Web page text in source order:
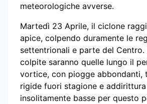
meteorologiche avverse.
Martedì 23 Aprile, il ciclone
apice, colpendo duramente le
settentrionali e parte del Centro.
colpite saranno quelle lungo il
vortice, con piogge abbondanti,
rigide fuori stagione e
insolitamente basse per questo